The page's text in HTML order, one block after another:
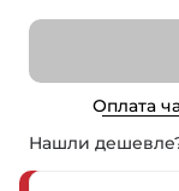
Оплата
Нашли